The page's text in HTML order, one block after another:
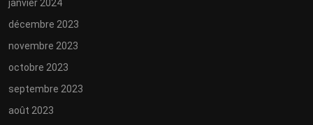
janvier 2024
décembre 2023
novembre 2023
octobre 2023
septembre 2023
août 2023